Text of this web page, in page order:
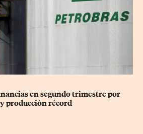
en segundo trimestre por
producción récord